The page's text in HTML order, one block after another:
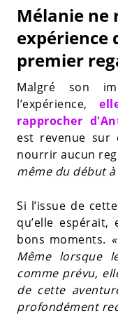
Mélanie ne
expérience
premier
Malgré son
l’expérience,
rapprocher
est revenue sur
nourrir aucun
même du début
Si l’issue de
qu’elle
bons moments.
Même lorsque
comme prévu,
de cette
profondément